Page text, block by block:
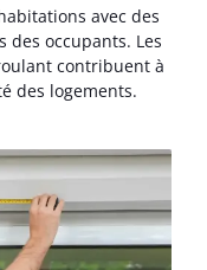
avec des
des occupants. Les
contribuent à
des logements.